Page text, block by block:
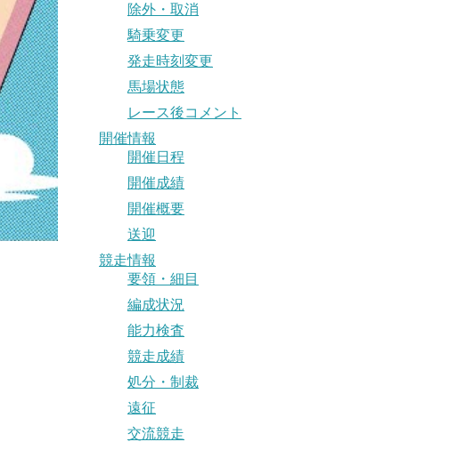
除外・取消
騎乗変更
発走時刻変更
馬場状態
レース後コメント
開催情報
開催日程
開催成績
開催概要
送迎
競走情報
要領・細目
編成状況
能力検査
競走成績
処分・制裁
遠征
交流競走